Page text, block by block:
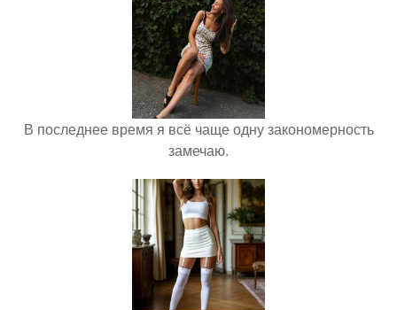
В последнее время я всё чаще одну закономерность
замечаю.